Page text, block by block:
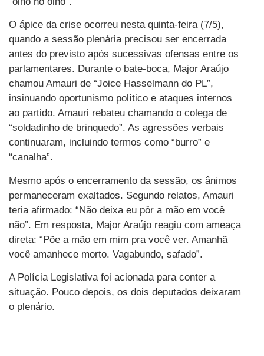
O ápice da crise ocorreu nesta quinta-feira (7/5),
quando a sessão plenária precisou ser encerrada
antes do previsto após sucessivas ofensas entre os
parlamentares. Durante o bate-boca, Major Araújo
chamou Amauri de “Joice Hasselmann do PL”,
insinuando oportunismo político e ataques internos
ao partido. Amauri rebateu chamando o colega de
“soldadinho de brinquedo”. As agressões verbais
continuaram, incluindo termos como “burro” e
“canalha”.
Mesmo após o encerramento da sessão, os ânimos
permaneceram exaltados. Segundo relatos, Amauri
teria afirmado: “Não deixa eu pôr a mão em você
não”. Em resposta, Major Araújo reagiu com ameaça
direta: “Põe a mão em mim pra você ver. Amanhã
você amanhece morto. Vagabundo, safado”.
A Polícia Legislativa foi acionada para conter a
situação. Pouco depois, os dois deputados deixaram
o plenário.